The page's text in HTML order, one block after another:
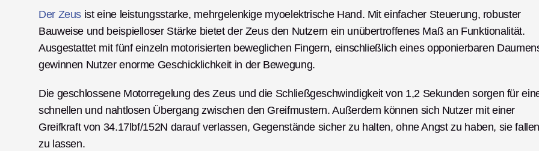
Der Zeus ist eine leistungsstarke, mehrgelenkige myoelektrische Hand. Mit einfacher Steuerung, robuster
Bauweise und beispielloser Stärke bietet der Zeus den Nutzern ein unübertroffenes Maß an Funktionalität.
Ausgestattet mit fünf einzeln motorisierten beweglichen Fingern, einschließlich eines opponierbaren
gewinnen Nutzer enorme Geschicklichkeit in der Bewegung.
Die geschlossene Motorregelung des Zeus und die Schließgeschwindigkeit von 1,2 Sekunden sorgen für
schnellen und nahtlosen Übergang zwischen den Greifmustern. Außerdem können sich Nutzer mit einer
Greifkraft von 34.17lbf/152N darauf verlassen, Gegenstände sicher zu halten, ohne Angst zu haben, sie
zu lassen.